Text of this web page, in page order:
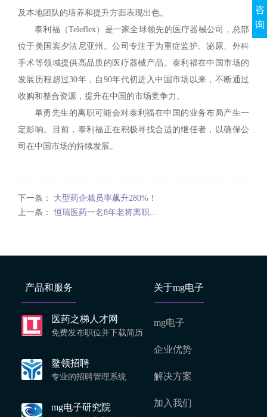
及本地团队的培养和提升方面表现出色。
泰利福（Teleflex）是一家全球领先的医疗器械公司，总部
位于美国宾夕法尼亚州。公司专注于为重症监护、泌尿、外科
手术等领域提供高品质的医疗器械产品。泰利福在中国市场的
发展历程超过30年，自90年代初进入中国市场以来，不断通过
收购和整合资源，提升在中国的市场竞争力。
单勇先生的离职可能会对泰利福在中国的业务布局产生一
定影响。目前，泰利福正在积极寻找合适的继任者，以确保公
司在中国市场的持续发展。
下一条： 大型药企裁员率飙升280%！
上一条：恒瑞医药一名8年老将离职...
产品和服务
医药之梯人才网
免费发布职位并下载简历
鳌领招聘
专业的招聘管理系统
mg电子研究院
关于mg电子
mg电子
企业优势
解决方案
加入我们
咨
询